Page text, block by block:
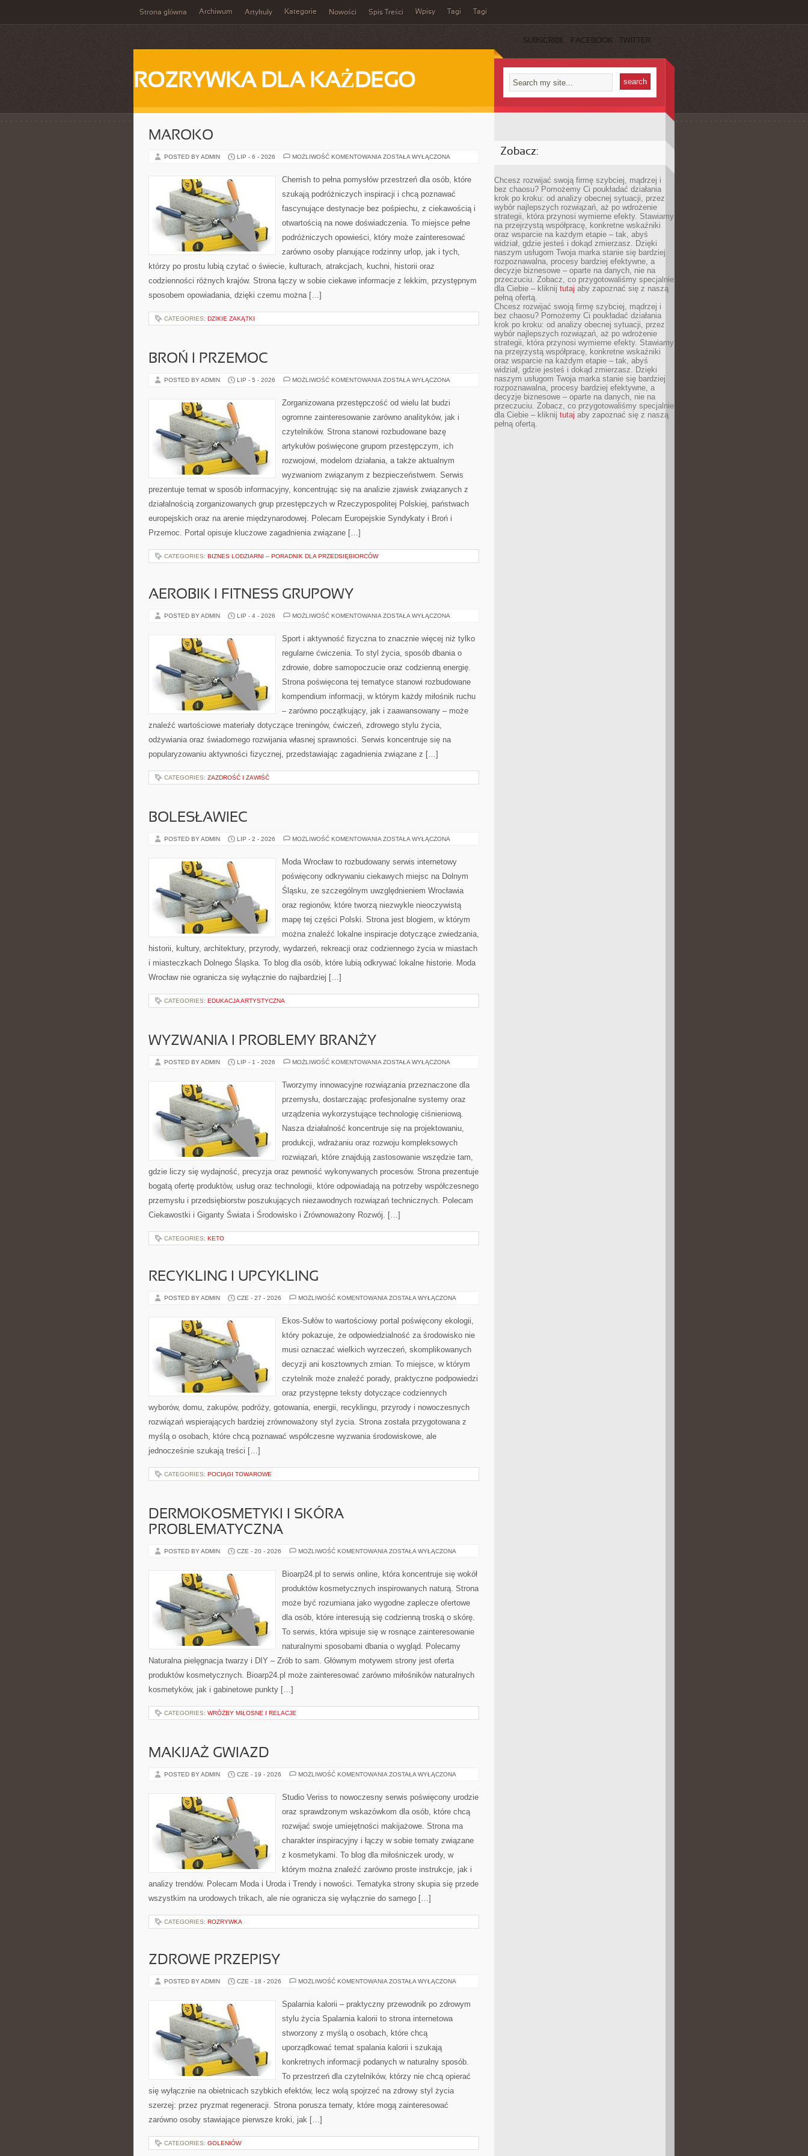
Strona główna Archiwum Artykuły Kategorie Nowości Spis Treści Wpisy Tagi Tagi
SUBSCRIBE FACEBOOK TWITTER
ROZRYWKA DLA KAŻDEGO
MAROKO
POSTED BY ADMIN LIP - 6 - 2026 MOŻLIWOŚĆ KOMENTOWANIA MAROKO
ZOSTAŁA WYŁĄCZONA
Cherrish to pełna pomysłów przestrzeń dla osób, które
szukają podróżniczych inspiracji i chcą poznawać
fascynujące destynacje bez pośpiechu, z ciekawością i
otwartością na nowe doświadczenia. To miejsce pełne
podróżniczych opowieści, który może zainteresować
zarówno osoby planujące rodzinny urlop, jak i tych,
którzy po prostu lubią czytać o świecie, kulturach, atrakcjach, kuchni, historii oraz
codzienności różnych krajów. Strona łączy w sobie ciekawe informacje z lekkim, przystępnym
sposobem opowiadania, dzięki czemu można […]
CATEGORIES: DZIKIE ZAKĄTKI
BROŃ I PRZEMOC
POSTED BY ADMIN LIP - 5 - 2026 MOŻLIWOŚĆ KOMENTOWANIA BROŃ
ZOSTAŁA WYŁĄCZONA
Zorganizowana przestępczość od wielu lat budzi
ogromne zainteresowanie zarówno analityków, jak i
czytelników. Strona stanowi rozbudowane bazę
artykułów poświęcone grupom przestępczym, ich
rozwojowi, modelom działania, a także aktualnym
wyzwaniom związanym z bezpieczeństwem. Serwis
prezentuje temat w sposób informacyjny, koncentrując się na analizie zjawisk związanych z
działalnością zorganizowanych grup przestępczych w Rzeczypospolitej Polskiej, państwach
europejskich oraz na arenie międzynarodowej. Polecam Europejskie Syndykaty i Broń i
Przemoc. Portal opisuje kluczowe zagadnienia związane […]
CATEGORIES: BIZNES LODZIARNI – PORADNIK DLA PRZEDSIĘBIORCÓW
AEROBIK I FITNESS GRUPOWY
POSTED BY ADMIN LIP - 4 - 2026 MOŻLIWOŚĆ KOMENTOWANIA AEROBIK
GRUPOWY
ZOSTAŁA WYŁĄCZONA
Sport i aktywność fizyczna to znacznie więcej niż tylko
regularne ćwiczenia. To styl życia, sposób dbania o
zdrowie, dobre samopoczucie oraz codzienną energię.
Strona poświęcona tej tematyce stanowi rozbudowane
kompendium informacji, w którym każdy miłośnik ruchu
– zarówno początkujący, jak i zaawansowany – może
znaleźć wartościowe materiały dotyczące treningów, ćwiczeń, zdrowego stylu życia,
odżywiania oraz świadomego rozwijania własnej sprawności. Serwis koncentruje się na
popularyzowaniu aktywności fizycznej, przedstawiając zagadnienia związane z […]
CATEGORIES: ZAZDROŚĆ I ZAWIŚĆ
BOLESŁAWIEC
POSTED BY ADMIN LIP - 2 - 2026 MOŻLIWOŚĆ KOMENTOWANIA BOLESŁAWIEC
ZOSTAŁA WYŁĄCZONA
Moda Wrocław to rozbudowany serwis internetowy
poświęcony odkrywaniu ciekawych miejsc na Dolnym
Śląsku, ze szczególnym uwzględnieniem Wrocławia
oraz regionów, które tworzą niezwykle nieoczywistą
mapę tej części Polski. Strona jest blogiem, w którym
można znaleźć lokalne inspiracje dotyczące zwiedzania,
historii, kultury, architektury, przyrody, wydarzeń, rekreacji oraz codziennego życia w miastach
i miasteczkach Dolnego Śląska. To blog dla osób, które lubią odkrywać lokalne historie. Moda
Wrocław nie ogranicza się wyłącznie do najbardziej […]
CATEGORIES: EDUKACJA ARTYSTYCZNA
WYZWANIA I PROBLEMY BRANŻY
POSTED BY ADMIN LIP - 1 - 2026 MOŻLIWOŚĆ KOMENTOWANIA WYZWANIA
BRANŻY
ZOSTAŁA WYŁĄCZONA
Tworzymy innowacyjne rozwiązania przeznaczone dla
przemysłu, dostarczając profesjonalne systemy oraz
urządzenia wykorzystujące technologię ciśnieniową.
Nasza działalność koncentruje się na projektowaniu,
produkcji, wdrażaniu oraz rozwoju kompleksowych
rozwiązań, które znajdują zastosowanie wszędzie tam,
gdzie liczy się wydajność, precyzja oraz pewność wykonywanych procesów. Strona prezentuje
bogatą ofertę produktów, usług oraz technologii, które odpowiadają na potrzeby współczesnego
przemysłu i przedsiębiorstw poszukujących niezawodnych rozwiązań technicznych. Polecam
Ciekawostki i Giganty Świata i Środowisko i Zrównoważony Rozwój. […]
CATEGORIES: KETO
RECYKLING I UPCYKLING
POSTED BY ADMIN CZE - 27 - 2026 MOŻLIWOŚĆ KOMENTOWANIA RECYKLING
ZOSTAŁA WYŁĄCZONA
Ekos-Sułów to wartościowy portal poświęcony ekologii,
który pokazuje, że odpowiedzialność za środowisko nie
musi oznaczać wielkich wyrzeczeń, skomplikowanych
decyzji ani kosztownych zmian. To miejsce, w którym
czytelnik może znaleźć porady, praktyczne podpowiedzi
oraz przystępne teksty dotyczące codziennych
wyborów, domu, zakupów, podróży, gotowania, energii, recyklingu, przyrody i nowoczesnych
rozwiązań wspierających bardziej zrównoważony styl życia. Strona została przygotowana z
myślą o osobach, które chcą poznawać współczesne wyzwania środowiskowe, ale
jednocześnie szukają treści […]
CATEGORIES: POCIĄGI TOWAROWE
DERMOKOSMETYKI I SKÓRA
PROBLEMATYCZNA
POSTED BY ADMIN CZE - 20 - 2026 MOŻLIWOŚĆ KOMENTOWANIA DERMOKOSMETYKI
PROBLEMATYCZNA
ZOSTAŁA WYŁĄCZONA
Bioarp24.pl to serwis online, która koncentruje się wokół
produktów kosmetycznych inspirowanych naturą. Strona
może być rozumiana jako wygodne zaplecze ofertowe
dla osób, które interesują się codzienną troską o skórę.
To serwis, która wpisuje się w rosnące zainteresowanie
naturalnymi sposobami dbania o wygląd. Polecamy
Naturalna pielęgnacja twarzy i DIY – Zrób to sam. Głównym motywem strony jest oferta
produktów kosmetycznych. Bioarp24.pl może zainteresować zarówno miłośników naturalnych
kosmetyków, jak i gabinetowe punkty […]
CATEGORIES: WRÓŻBY MIŁOSNE I RELACJE
MAKIJAŻ GWIAZD
POSTED BY ADMIN CZE - 19 - 2026 MOŻLIWOŚĆ KOMENTOWANIA MAKIJAŻ
ZOSTAŁA WYŁĄCZONA
Studio Veriss to nowoczesny serwis poświęcony urodzie
oraz sprawdzonym wskazówkom dla osób, które chcą
rozwijać swoje umiejętności makijażowe. Strona ma
charakter inspiracyjny i łączy w sobie tematy związane
z kosmetykami. To blog dla miłośniczek urody, w
którym można znaleźć zarówno proste instrukcje, jak i
analizy trendów. Polecam Moda i Uroda i Trendy i nowości. Tematyka strony skupia się przede
wszystkim na urodowych trikach, ale nie ogranicza się wyłącznie do samego […]
CATEGORIES: ROZRYWKA
ZDROWE PRZEPISY
POSTED BY ADMIN CZE - 18 - 2026 MOŻLIWOŚĆ KOMENTOWANIA ZDROWE
ZOSTAŁA WYŁĄCZONA
Spalarnia kalorii – praktyczny przewodnik po zdrowym
stylu życia Spalarnia kalorii to strona internetowa
stworzony z myślą o osobach, które chcą
uporządkować temat spalania kalorii i szukają
konkretnych informacji podanych w naturalny sposób.
To przestrzeń dla czytelników, którzy nie chcą opierać
się wyłącznie na obietnicach szybkich efektów, lecz wolą spojrzeć na zdrowy styl życia
szerzej: przez pryzmat regeneracji. Strona porusza tematy, które mogą zainteresować
zarówno osoby stawiające pierwsze kroki, jak […]
CATEGORIES: GOLENIÓW
Zobacz:
Chcesz rozwijać swoją firmę szybciej, mądrzej i
bez chaosu? Pomożemy Ci poukładać działania
krok po kroku: od analizy obecnej sytuacji, przez
wybór najlepszych rozwiązań, aż po wdrożenie
strategii, która przynosi wymierne efekty. Stawiamy
na przejrzystą współpracę, konkretne wskaźniki
oraz wsparcie na każdym etapie – tak, abyś
widział, gdzie jesteś i dokąd zmierzasz. Dzięki
naszym usługom Twoja marka stanie się bardziej
rozpoznawalna, procesy bardziej efektywne, a
decyzje biznesowe – oparte na danych, nie na
przeczuciu. Zobacz, co przygotowaliśmy specjalnie
dla Ciebie – kliknij tutaj aby zapoznać się z naszą
pełną ofertą.
Chcesz rozwijać swoją firmę szybciej, mądrzej i
bez chaosu? Pomożemy Ci poukładać działania
krok po kroku: od analizy obecnej sytuacji, przez
wybór najlepszych rozwiązań, aż po wdrożenie
strategii, która przynosi wymierne efekty. Stawiamy
na przejrzystą współpracę, konkretne wskaźniki
oraz wsparcie na każdym etapie – tak, abyś
widział, gdzie jesteś i dokąd zmierzasz. Dzięki
naszym usługom Twoja marka stanie się bardziej
rozpoznawalna, procesy bardziej efektywne, a
decyzje biznesowe – oparte na danych, nie na
przeczuciu. Zobacz, co przygotowaliśmy specjalnie
dla Ciebie – kliknij tutaj aby zapoznać się z naszą
pełną ofertą.